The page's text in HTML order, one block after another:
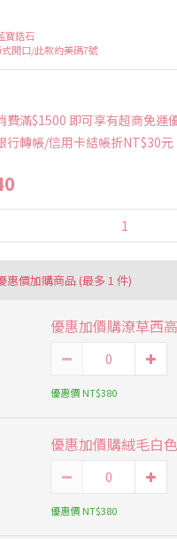
寶鋯石
開口/此款約美碼7號
費滿$1500 即可享有超商免運
行轉帳/信用卡結帳折NT$30元
惠價加購商品 (最多 1 件)
優惠加價購潦草西
優惠價 NT$380
優惠加價購絨毛白
優惠價 NT$380